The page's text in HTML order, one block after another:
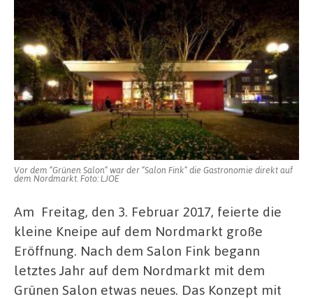
Vor dem “Grünen Salon“ war der “Salon Fink“ die Gastronomie direkt auf
dem Nordmarkt. Foto: LJOE
Am Freitag, den 3. Februar 2017, feierte die
kleine Kneipe auf dem Nordmarkt große
Eröffnung. Nach dem Salon Fink begann
letztes Jahr auf dem Nordmarkt mit dem
Grünen Salon etwas neues. Das Konzept mit